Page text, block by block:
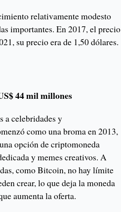
relativamente modesto
importantes. En 2017, el precio
su precio era de 1,50 dólares.
44 mil millones
a celebridades y
como una broma en 2013,
opción de criptomoneda
y memes creativos. A
como Bitcoin, no hay límite
crear, lo que deja la moneda
aumenta la oferta.